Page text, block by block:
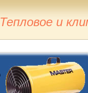
Тепловое и